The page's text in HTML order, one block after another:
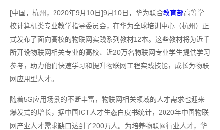
[中国，杭州，2020年9月10日]9月10日，华为联合教育部高等学
校计算机类专业教学指导委员会，在华为全球培训中心（杭州）正
式发布了面向高校的物联网实践系列教材12本。这些教材将为近千
所开设物联网相关专业的高校、近20万名物联网专业学生提供学习
参考，助力他们快速学习和提升物联网工程实践技能，成长为物联
网应用型人才。
随着5G应用场景的不断丰富，物联网相关领域的人才需求也迎来
爆发式的增长，据中国ICT人才生态白皮书统计，2020年中国物联
网产业人才需求缺口达到了200万人。为培养物联网行业人才，华